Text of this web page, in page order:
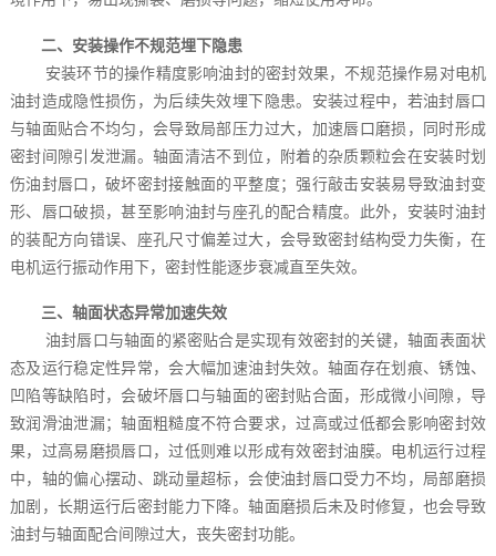
二、安装操作不规范埋下隐患
安装环节的操作精度影响油封的密封效果，不规范操作易对电机
油封造成隐性损伤，为后续失效埋下隐患。安装过程中，若油封唇口
与轴面贴合不均匀，会导致局部压力过大，加速唇口磨损，同时形成
密封间隙引发泄漏。轴面清洁不到位，附着的杂质颗粒会在安装时划
伤油封唇口，破坏密封接触面的平整度；强行敲击安装易导致油封变
形、唇口破损，甚至影响油封与座孔的配合精度。此外，安装时油封
的装配方向错误、座孔尺寸偏差过大，会导致密封结构受力失衡，在
电机运行振动作用下，密封性能逐步衰减直至失效。
三、轴面状态异常加速失效
油封唇口与轴面的紧密贴合是实现有效密封的关键，轴面表面状
态及运行稳定性异常，会大幅加速油封失效。轴面存在划痕、锈蚀、
凹陷等缺陷时，会破坏唇口与轴面的密封贴合面，形成微小间隙，导
致润滑油泄漏；轴面粗糙度不符合要求，过高或过低都会影响密封效
果，过高易磨损唇口，过低则难以形成有效密封油膜。电机运行过程
中，轴的偏心摆动、跳动量超标，会使油封唇口受力不均，局部磨损
加剧，长期运行后密封能力下降。轴面磨损后未及时修复，也会导致
油封与轴面配合间隙过大，丧失密封功能。